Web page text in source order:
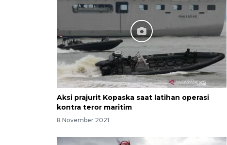
Aksi prajurit Kopaska saat latihan operasi
kontra teror maritim
8 November 2021